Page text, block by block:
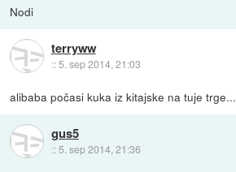
Nodi
terryww
::5. sep 2014, 21:03
alibaba počasi kuka iz kitajske na tuje trge...
gus5
:: 5. sep 2014, 21:36